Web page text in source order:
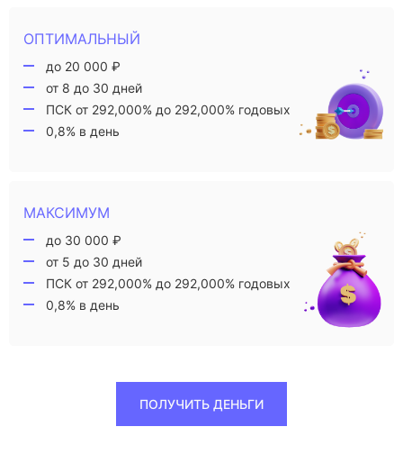
ОПТИМАЛЬНЫЙ
до 20 000 ₽
от 8 до 30 дней
ПСК от 292,000% до 292,000% годовых
0,8% в день
МАКСИМУМ
до 30 000 ₽
от 5 до 30 дней
ПСК от 292,000% до 292,000% годовых
0,8% в день
ПОЛУЧИТЬ ДЕНЬГИ